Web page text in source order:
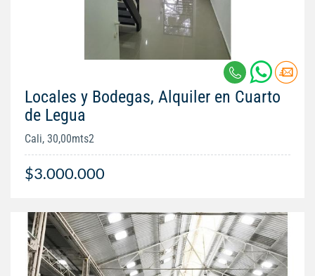
Locales y Bodegas, Alquiler en Cuarto
de Legua
Cali, 30,00mts2
$3.000.000